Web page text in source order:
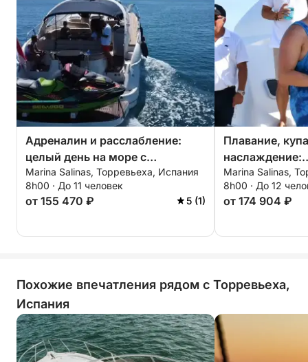
Адреналин и расслабление:
целый день на море с
увлекательными прогулками.
Marina Salinas, Торревьеха, Испания
8h00 · До 11 человек
от 155 470 ₽ 5 (1)
Плавание,
наслаждение:
видом на море
суши.
Marina Salinas,
8h00 · До 12
от 174 904 ₽
Похожие впечатления рядом с Торревьеха,
Испания